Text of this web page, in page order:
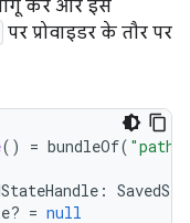
करें और इसे
पर प्रोवाइडर के तौर पर
() = bundleOf( "path"
:
= null